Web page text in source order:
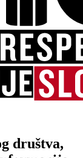
društva,